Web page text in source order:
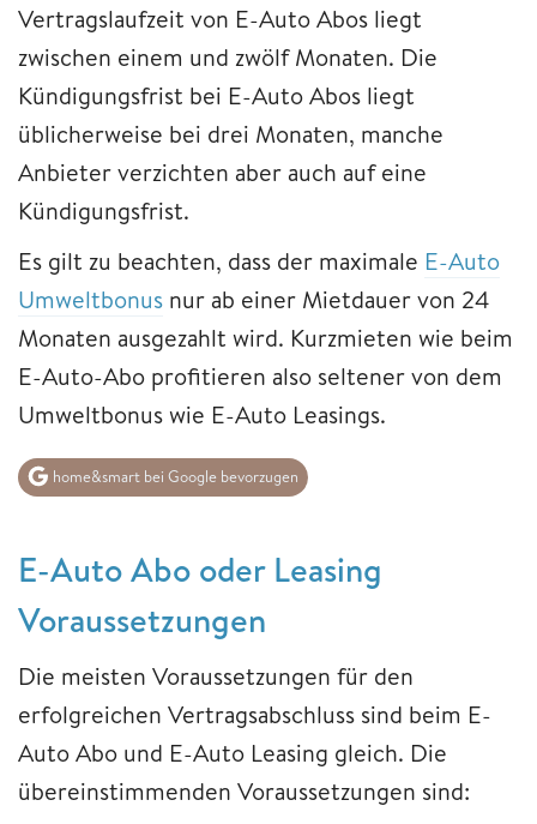
Vertragslaufzeit von E-Auto Abos liegt
zwischen einem und zwölf Monaten. Die
Kündigungsfrist bei E-Auto Abos liegt
üblicherweise bei drei Monaten, manche
Anbieter verzichten aber auch auf eine
Kündigungsfrist.
Es gilt zu beachten, dass der maximale E-Auto
Umweltbonus nur ab einer Mietdauer von 24
Monaten ausgezahlt wird. Kurzmieten wie beim
E-Auto-Abo profitieren also seltener von dem
Umweltbonus wie E-Auto Leasings.
home&smart bei Google bevorzugen
E-Auto Abo oder Leasing
Voraussetzungen
Die meisten Voraussetzungen für den
erfolgreichen Vertragsabschluss sind beim E-
Auto Abo und E-Auto Leasing gleich. Die
übereinstimmenden Voraussetzungen sind: